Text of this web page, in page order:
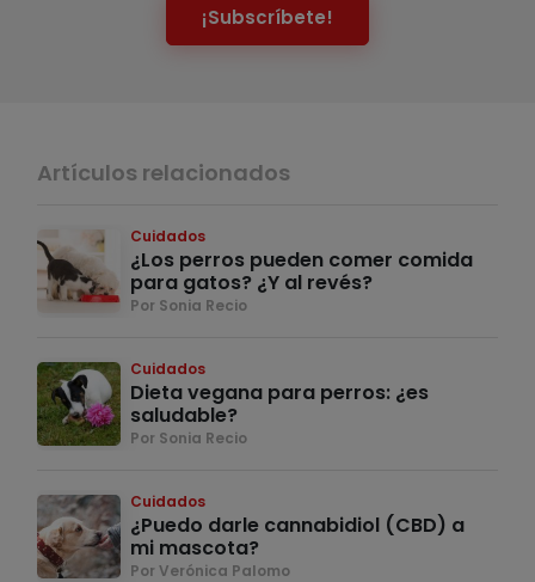
¡Subscríbete!
Artículos relacionados
Cuidados
¿Los perros pueden comer comida
para gatos? ¿Y al revés?
Por Sonia Recio
Cuidados
Dieta vegana para perros: ¿es
saludable?
Por Sonia Recio
Cuidados
¿Puedo darle cannabidiol (CBD) a
mi mascota?
Por Verónica Palomo